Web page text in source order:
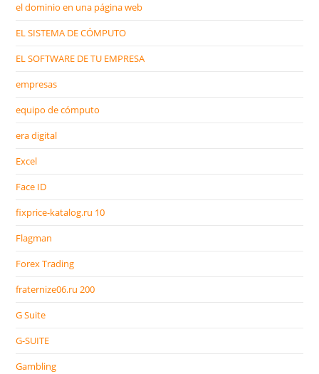
el dominio en una página web
EL SISTEMA DE CÓMPUTO
EL SOFTWARE DE TU EMPRESA
empresas
equipo de cómputo
era digital
Excel
Face ID
fixprice-katalog.ru 10
Flagman
Forex Trading
fraternize06.ru 200
G Suite
G-SUITE
Gambling